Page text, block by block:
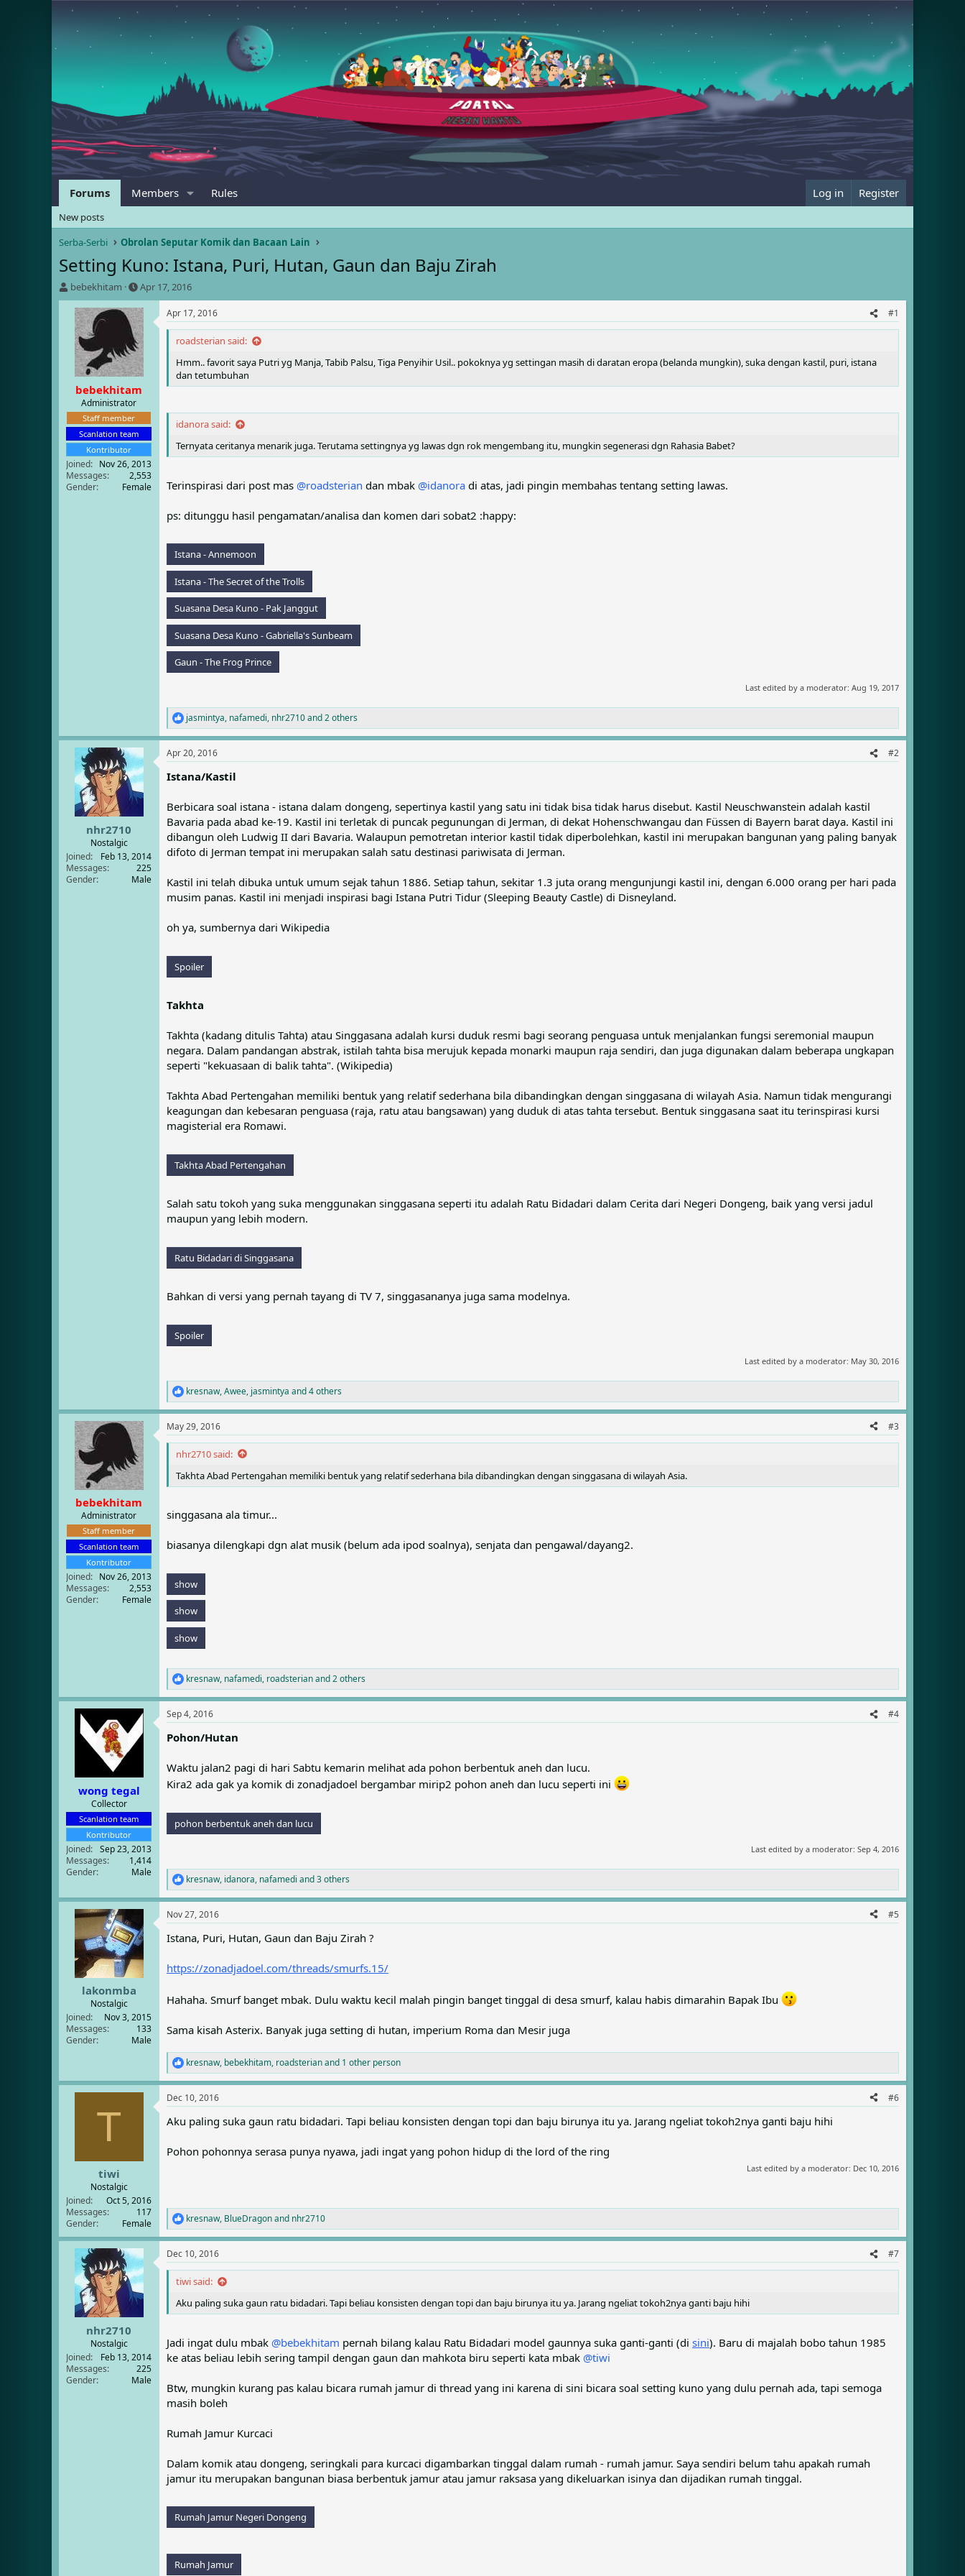
Forums Members Rules Log in Register
New posts
Serba-Serbi
Obrolan Seputar Komik dan Bacaan Lain
Setting Kuno: Istana, Puri, Hutan, Gaun dan Baju Zirah
T
h
d
t
e
r
bebekhitam
S
t
a
r
t
d
a
t
e
Apr 17, 2016
bebekhitam
Administrator
Staff member
Scanlation team
Kontributor
Joined
Nov 26, 2013
Messages
2,553
Gender
Female
Apr 17, 2016 #1
roadsterian said:
Hmm.. favorit saya Putri yg Manja, Tabib Palsu, Tiga Penyihir Usil.. pokoknya yg settingan masih di daratan eropa (belanda mungkin), suka dengan kastil, puri, istana
dan tetumbuhan
idanora said:
Ternyata ceritanya menarik juga. Terutama settingnya yg lawas dgn rok mengembang itu, mungkin segenerasi dgn Rahasia Babet?
Terinspirasi dari post mas @roadsterian dan mbak @idanora di atas, jadi pingin membahas tentang setting lawas.
ps: ditunggu hasil pengamatan/analisa dan komen dari sobat2 :happy:
Istana - Annemoon
Istana - The Secret of the Trolls
Suasana Desa Kuno - Pak Janggut
Suasana Desa Kuno - Gabriella's Sunbeam
Gaun - The Frog Prince
Last edited by a moderator: Aug 19, 2017
R
e
c
i
n
s
:
jasmintya, nafamedi, nhr2710and 2 others
nhr2710
Nostalgic
Joined
Feb 13, 2014
Messages
225
Gender
Male
Apr 20, 2016 #2
Istana/Kastil
Berbicara soal istana - istana dalam dongeng, sepertinya kastil yang satu ini tidak bisa tidak harus disebut. Kastil Neuschwanstein adalah kastil
Bavaria pada abad ke-19. Kastil ini terletak di puncak pegunungan di Jerman, di dekat Hohenschwangau dan Füssen di Bayern barat daya. Kastil ini
dibangun oleh Ludwig II dari Bavaria. Walaupun pemotretan interior kastil tidak diperbolehkan, kastil ini merupakan bangunan yang paling banyak
difoto di Jerman tempat ini merupakan salah satu destinasi pariwisata di Jerman.
Kastil ini telah dibuka untuk umum sejak tahun 1886. Setiap tahun, sekitar 1.3 juta orang mengunjungi kastil ini, dengan 6.000 orang per hari pada
musim panas. Kastil ini menjadi inspirasi bagi Istana Putri Tidur (Sleeping Beauty Castle) di Disneyland.
oh ya, sumbernya dari Wikipedia
Spoiler
Takhta
Takhta (kadang ditulis Tahta) atau Singgasana adalah kursi duduk resmi bagi seorang penguasa untuk menjalankan fungsi seremonial maupun
negara. Dalam pandangan abstrak, istilah tahta bisa merujuk kepada monarki maupun raja sendiri, dan juga digunakan dalam beberapa ungkapan
seperti "kekuasaan di balik tahta". (Wikipedia)
Takhta Abad Pertengahan memiliki bentuk yang relatif sederhana bila dibandingkan dengan singgasana di wilayah Asia. Namun tidak mengurangi
keagungan dan kebesaran penguasa (raja, ratu atau bangsawan) yang duduk di atas tahta tersebut. Bentuk singgasana saat itu terinspirasi kursi
magisterial era Romawi.
Takhta Abad Pertengahan
Salah satu tokoh yang suka menggunakan singgasana seperti itu adalah Ratu Bidadari dalam Cerita dari Negeri Dongeng, baik yang versi jadul
maupun yang lebih modern.
Ratu Bidadari di Singgasana
Bahkan di versi yang pernah tayang di TV 7, singgasananya juga sama modelnya.
Spoiler
Last edited by a moderator: May 30, 2016
R
e
c
t
n
s
kresnaw,Awee, jasmintya and 4 others
bebekhitam
Administrator
Staff member
Scanlation team
Kontributor
Joined
Nov 26, 2013
Messages
2,553
Gender
Female
May 29, 2016 #3
nhr2710 said:
Takhta Abad Pertengahan memiliki bentuk yang relatif sederhana bila dibandingkan dengan singgasana di wilayah Asia.
singgasana ala timur...
biasanya dilengkapi dgn alat musik (belum ada ipod soalnya), senjata dan pengawal/dayang2.
show
show
show
R
e
c
i
n
s
:
kresnaw, nafamedi, roadsterianand 2 others
wong tegal
Collector
Scanlation team
Kontributor
Joined
Sep 23, 2013
Messages
1,414
Gender
Male
Sep 4, 2016 #4
Pohon/Hutan
Waktu jalan2 pagi di hari Sabtu kemarin melihat ada pohon berbentuk aneh dan lucu.
Kira2 ada gak ya komik di zonadjadoel bergambar mirip2 pohon aneh dan lucu seperti ini
pohon berbentuk aneh dan lucu
Last edited by a moderator: Sep 4, 2016
R
e
c
i
n
s
kresnaw, idanora, nafamedi and 3 others
lakonmba
Nostalgic
Joined
Nov 3, 2015
Messages
133
Gender
Male
Nov 27, 2016 #5
Istana, Puri, Hutan, Gaun dan Baju Zirah ?
https://zonadjadoel.com/threads/smurfs.15/
Hahaha. Smurf banget mbak. Dulu waktu kecil malah pingin banget tinggal di desa smurf, kalau habis dimarahin Bapak Ibu
Sama kisah Asterix. Banyak juga setting di hutan, imperium Roma dan Mesir juga
R
e
c
i
n
s
kresnaw, bebekhitam, roadsterianand 1 other person
T
tiwi
Nostalgic
Joined
Oct 5, 2016
Messages
117
Gender
Female
Dec 10, 2016 #6
Aku paling suka gaun ratu bidadari. Tapi beliau konsisten dengan topi dan baju birunya itu ya. Jarang ngeliat tokoh2nya ganti baju hihi
Pohon pohonnya serasa punya nyawa, jadi ingat yang pohon hidup di the lord of the ring
Last edited by a moderator: Dec 10, 2016
R
e
c
t
n
s
kresnaw, BlueDragonand nhr2710
nhr2710
Nostalgic
Joined
Feb 13, 2014
Messages
225
Gender
Male
Dec 10, 2016 #7
tiwi said:
Aku paling suka gaun ratu bidadari. Tapi beliau konsisten dengan topi dan baju birunya itu ya. Jarang ngeliat tokoh2nya ganti baju hihi
Jadi ingat dulu mbak @bebekhitam pernah bilang kalau Ratu Bidadari model gaunnya suka ganti-ganti (di sini). Baru di majalah bobo tahun 1985
ke atas beliau lebih sering tampil dengan gaun dan mahkota biru seperti kata mbak @tiwi
Btw, mungkin kurang pas kalau bicara rumah jamur di thread yang ini karena di sini bicara soal setting kuno yang dulu pernah ada, tapi semoga
masih boleh
Rumah Jamur Kurcaci
Dalam komik atau dongeng, seringkali para kurcaci digambarkan tinggal dalam rumah - rumah jamur. Saya sendiri belum tahu apakah rumah
jamur itu merupakan bangunan biasa berbentuk jamur atau jamur raksasa yang dikeluarkan isinya dan dijadikan rumah tinggal.
Rumah Jamur Negeri Dongeng
Rumah Jamur